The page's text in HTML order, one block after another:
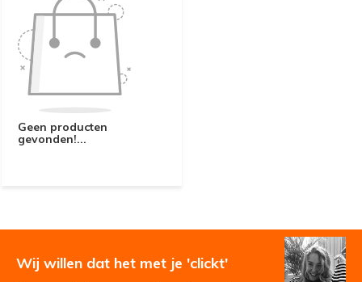
Geen producten
gevonden!...
Wij willen dat het met je 'clickt'